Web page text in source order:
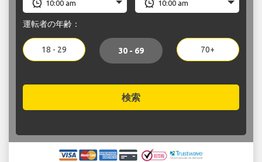
運転者の年齢：
18 - 29 30 - 69 70+
検索